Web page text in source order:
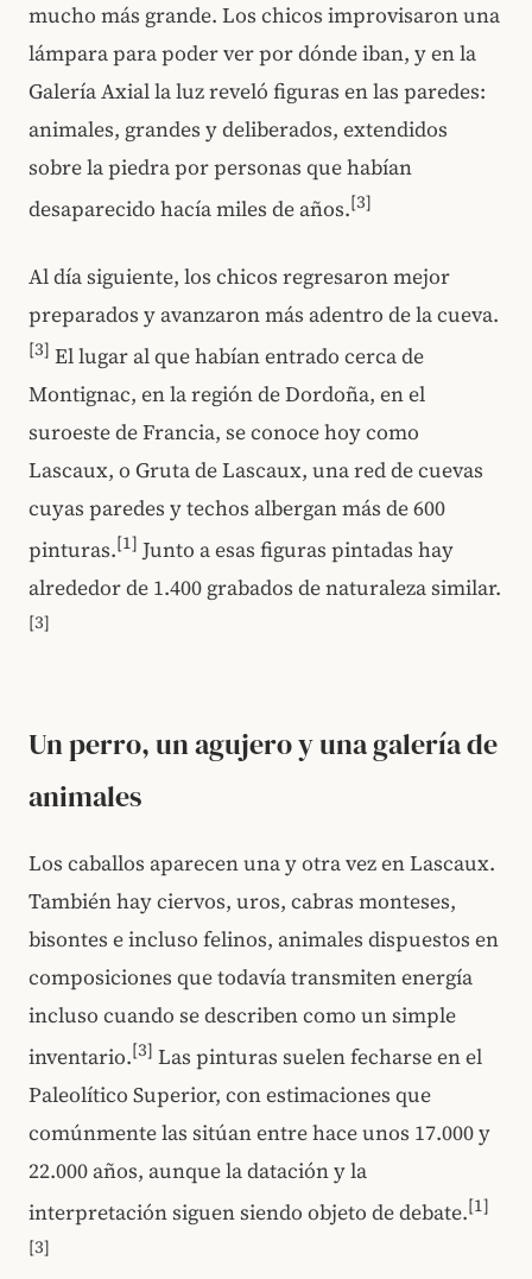
mucho más grande. Los chicos improvisaron una
lámpara para poder ver por dónde iban, y en la
Galería Axial la luz reveló figuras en las paredes:
animales, grandes y deliberados, extendidos
sobre la piedra por personas que habían
desaparecido hacía miles de años.[3]
Al día siguiente, los chicos regresaron mejor
preparados y avanzaron más adentro de la cueva.
[3] El lugar al que habían entrado cerca de
Montignac, en la región de Dordoña, en el
suroeste de Francia, se conoce hoy como
Lascaux, o Gruta de Lascaux, una red de cuevas
cuyas paredes y techos albergan más de 600
pinturas.[1] Junto a esas figuras pintadas hay
alrededor de 1.400 grabados de naturaleza similar.
[3]
Un perro, un agujero y una galería de
animales
Los caballos aparecen una y otra vez en Lascaux.
También hay ciervos, uros, cabras monteses,
bisontes e incluso felinos, animales dispuestos en
composiciones que todavía transmiten energía
incluso cuando se describen como un simple
inventario.[3] Las pinturas suelen fecharse en el
Paleolítico Superior, con estimaciones que
comúnmente las sitúan entre hace unos 17.000 y
22.000 años, aunque la datación y la
interpretación siguen siendo objeto de debate.[1]
[3]